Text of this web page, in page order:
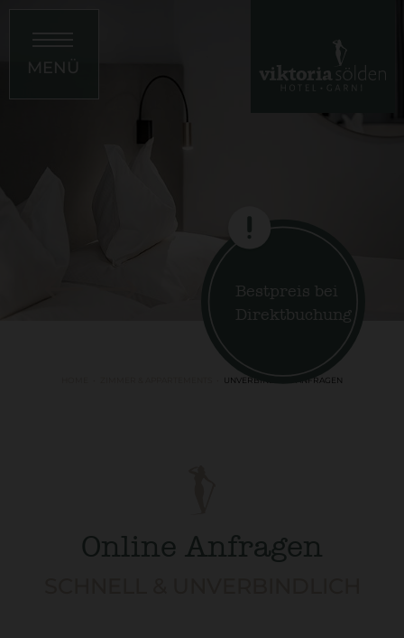
MENÜ
Bestpreis bei
Direktbuchung
UNVERBINDLICH ANFRAGEN
Online Anfragen